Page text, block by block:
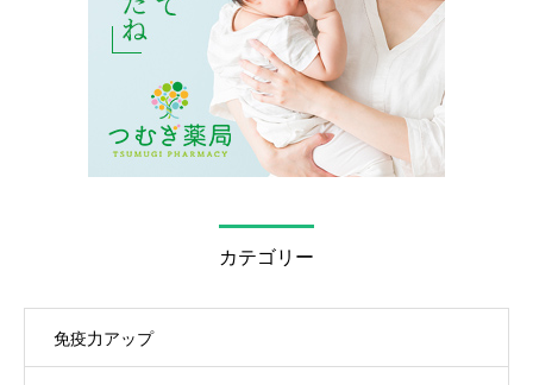
カテゴリー
免疫力アップ